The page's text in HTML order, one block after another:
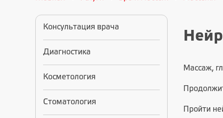
Консультация врача
Диагностика
Косметология
Стоматология
Массаж,
Пройти